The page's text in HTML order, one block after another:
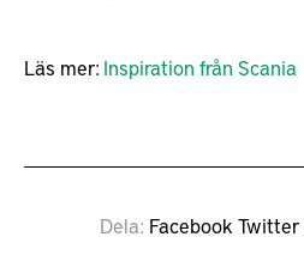
Läs mer: Inspiration från Scania
Dela Facebook Twitter